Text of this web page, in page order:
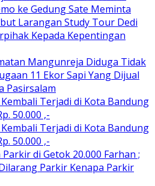
ke Gedung Sate Meminta
Larangan Study Tour Dedi
Kepada Kepentingan
Mangunreja Diduga Tidak
11 Ekor Sapi Yang Dijual
Pasirsalam
Terjadi di Kota Bandung
50.000 ,-
Terjadi di Kota Bandung
50.000 ,-
di Getok 20.000 Farhan ;
Parkir Kenapa Parkir